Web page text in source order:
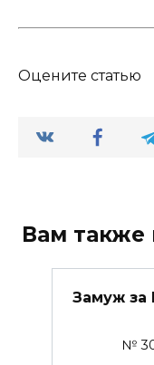
Оцените статью
Вам также
Замуж за
№